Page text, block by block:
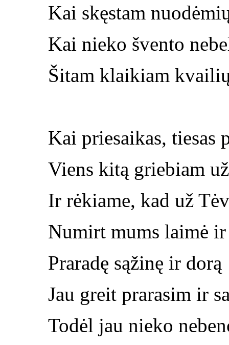
Kai skęstam
Kai nieko švento
Šitam klaikiam
Kai priesaikas, tiesas
Viens kitą griebiam
Ir rėkiame, kad už
Numirt mums laimė ir
Praradę sąžinę ir dorą
Jau greit prarasim ir
Todėl jau nieko